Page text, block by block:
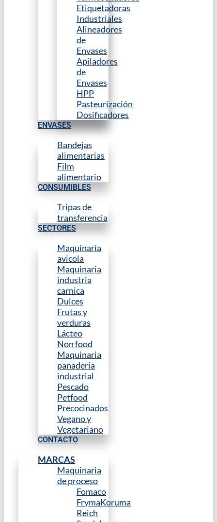
Etiquetadoras
Industriales
Alineadores
de
Envases
Apiladores
de
Envases
HPP
Pasteurización
Dosificadores
ENVASES
Bandejas
alimentarias
Film
alimentario
CONSUMIBLES
Tripas de
transferencia
SECTORES
Maquinaria
avicola
Maquinaria
industria
carnica
Dulces
Frutas y
verduras
Lácteo
Non food
Maquinaria
panaderia
industrial
Pescado
Petfood
Precocinados
Vegano y
Vegetariano
CONTACTO
MARCAS
Maquinaria
de proceso
Fomaco
FrymaKoruma
Reich